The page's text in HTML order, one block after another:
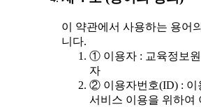
이 약관에서 사용하는 용어
니다.
① 이용자 : 교육정보
자
② 이용자번호(ID) : 이
서비스 이용을 위하여